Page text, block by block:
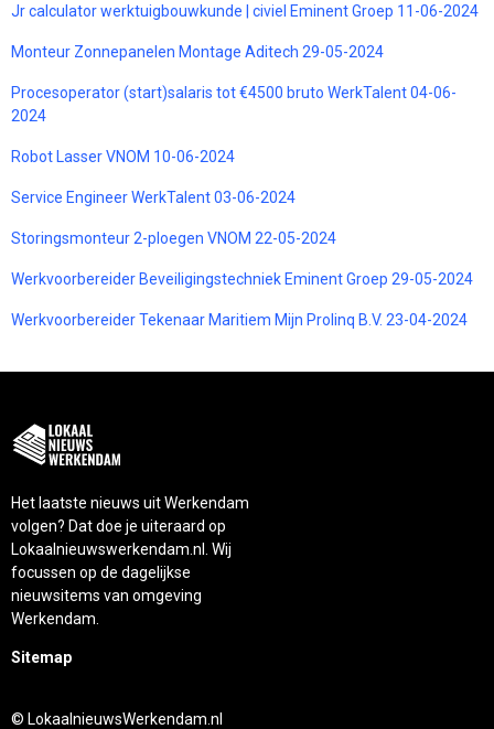
Jr calculator werktuigbouwkunde | civiel Eminent Groep 11-06-2024
Monteur Zonnepanelen Montage Aditech 29-05-2024
Procesoperator (start)salaris tot €4500 bruto WerkTalent 04-06-
2024
Robot Lasser VNOM 10-06-2024
Service Engineer WerkTalent 03-06-2024
Storingsmonteur 2-ploegen VNOM 22-05-2024
Werkvoorbereider Beveiligingstechniek Eminent Groep 29-05-2024
Werkvoorbereider Tekenaar Maritiem Mijn Prolinq B.V. 23-04-2024
Het laatste nieuws uit Werkendam
volgen? Dat doe je uiteraard op
Lokaalnieuwswerkendam.nl. Wij
focussen op de dagelijkse
nieuwsitems van omgeving
Werkendam.
Sitemap
© LokaalnieuwsWerkendam.nl